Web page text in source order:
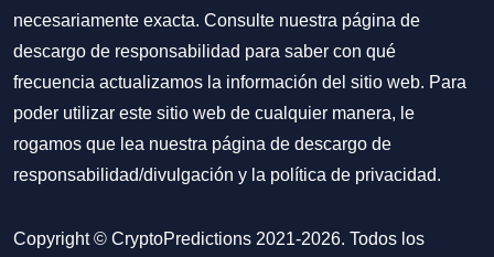
necesariamente exacta. Consulte nuestra página de
descargo de responsabilidad para saber con qué
frecuencia actualizamos la información del sitio web. Para
poder utilizar este sitio web de cualquier manera, le
rogamos que lea nuestra página de descargo de
responsabilidad/divulgación y la política de privacidad.
Copyright © CryptoPredictions 2021-2026. Todos los